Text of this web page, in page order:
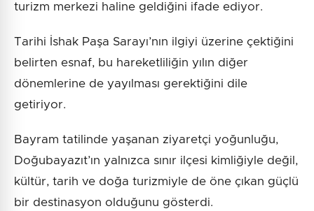
turizm merkezi haline geldiğini ifade ediyor.
Tarihi İshak Paşa Sarayı’nın ilgiyi üzerine çektiğini
belirten esnaf, bu hareketliliğin yılın diğer
dönemlerine de yayılması gerektiğini dile
getiriyor.
Bayram tatilinde yaşanan ziyaretçi yoğunluğu,
Doğubayazıt’ın yalnızca sınır ilçesi kimliğiyle değil,
kültür, tarih ve doğa turizmiyle de öne çıkan güçlü
bir destinasyon olduğunu gösterdi.